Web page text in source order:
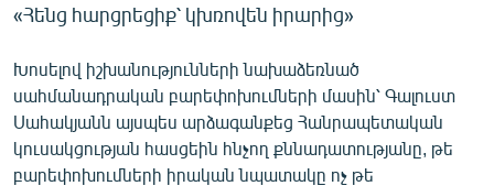
«Հենց հարցրեցիք՝ կխռովեն իրարից»
Խոսելով իշխանությունների նախաձեռնած
սահմանադրական բարեփոխումների մասին՝ Գալուստ
Սահակյանն այսպես արձագանքեց Հանրապետական
կուսակցության հասցեին հնչող քննադատությանը, թե
բարեփոխումների իրական նպատակը ոչ թե